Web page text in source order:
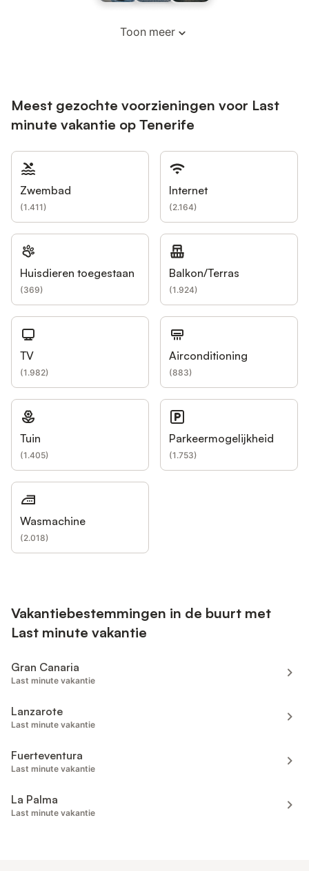
Toon meer
Meest gezochte voorzieningen voor Last
minute vakantie op Tenerife
Zwembad
(1.411)
Internet
(2.164)
Huisdieren toegestaan
(369)
Balkon/Terras
(1.924)
TV
(1.982)
Airconditioning
(883)
Tuin
(1.405)
Parkeermogelijkheid
(1.753)
Wasmachine
(2.018)
Vakantiebestemmingen in de buurt met
Last minute vakantie
Gran Canaria
Last minute vakantie
Lanzarote
Last minute vakantie
Fuerteventura
Last minute vakantie
La Palma
Last minute vakantie